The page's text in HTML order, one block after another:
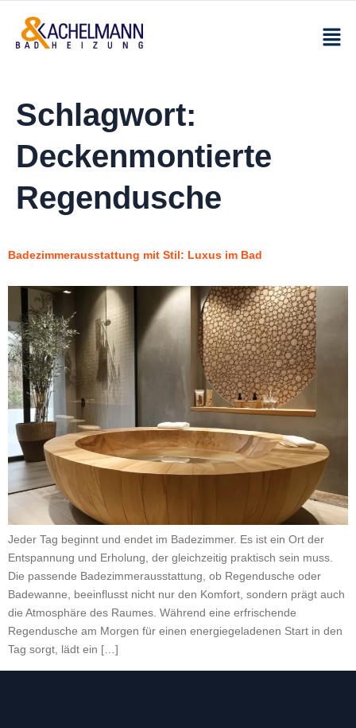
Schlagwort:
Deckenmontierte
Regendusche
Badezimmerausstattung mit Stil: Luxus im Bad
Jeder Tag beginnt und endet im Badezimmer. Es ist ein Ort der
Entspannung und Erholung, der gleichzeitig praktisch sein muss.
Die passende Badezimmerausstattung, ob Regendusche oder
Badewanne, beeinflusst nicht nur den Komfort, sondern prägt auch
die Atmosphäre des Raumes. Während eine erfrischende
Regendusche am Morgen für einen energiegeladenen Start in den
Tag sorgt, lädt ein […]